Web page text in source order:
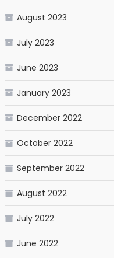
August 2023
July 2023
June 2023
January 2023
December 2022
October 2022
September 2022
August 2022
July 2022
June 2022